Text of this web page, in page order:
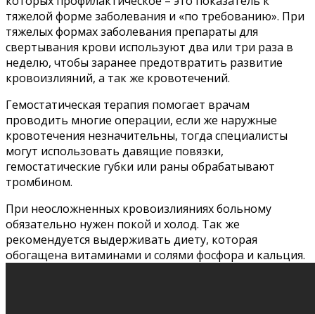
тяжелой форме заболевания и «по требованию». При
тяжелых формах заболевания препараты для
свертывания крови используют два или три раза в
неделю, чтобы заранее предотвратить развитие
кровоизлияний, а так же кровотечений.
Гемостатическая терапия помогает врачам
проводить многие операции, если же наружные
кровотечения незначительны, тогда специалисты
могут использовать давящие повязки,
гемостатические губки или раны обрабатывают
тромбином.
При неосложненных кровоизлияниях больному
обязательно нужен покой и холод. Так же
рекомендуется выдерживать диету, которая
обогащена витаминами и солями фосфора и кальция.